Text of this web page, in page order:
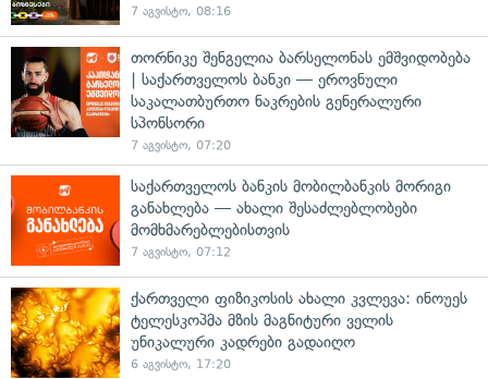
7 აგვისტო, 08:16
თორნიკე შენგელია ბარსელონას ემშვიდობება
| საქართველოს ბანკი — ეროვნული
საკალათბურთო ნაკრების გენერალური
სპონსორი
7 აგვისტო, 07:20
საქართველოს ბანკის მობილბანკის მორიგი
განახლება — ახალი შესაძლებლობები
მომხმარებლებისთვის
7 აგვისტო, 07:12
ქართველი ფიზიკოსის ახალი კვლევა: ინოუეს
ტელესკოპმა მზის მაგნიტური ველის
უნიკალური კადრები გადაიღო
6 აგვისტო, 17:20